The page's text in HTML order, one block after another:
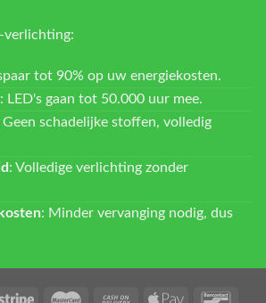
verlichting:
tot 90% op uw energiekosten.
: LED's gaan tot 50.000 uur mee.
Geen schadelijke stoffen, volledig
: Volledige verlichting zonder
: Minder vervanging nodig, dus